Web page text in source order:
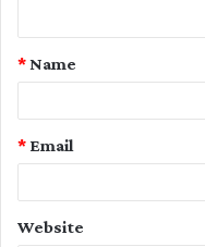
Name
*
Email
*
Website